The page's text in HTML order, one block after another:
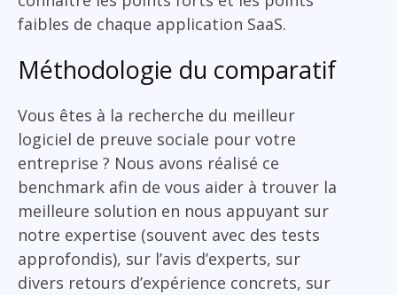
faibles de chaque application SaaS.
Méthodologie du comparatif
Vous êtes à la recherche du meilleur
logiciel de preuve sociale pour votre
entreprise ? Nous avons réalisé ce
benchmark afin de vous aider à trouver la
meilleure solution en nous appuyant sur
notre expertise (souvent avec des tests
approfondis), sur l’avis d’experts, sur
divers retours d’expérience concrets, sur